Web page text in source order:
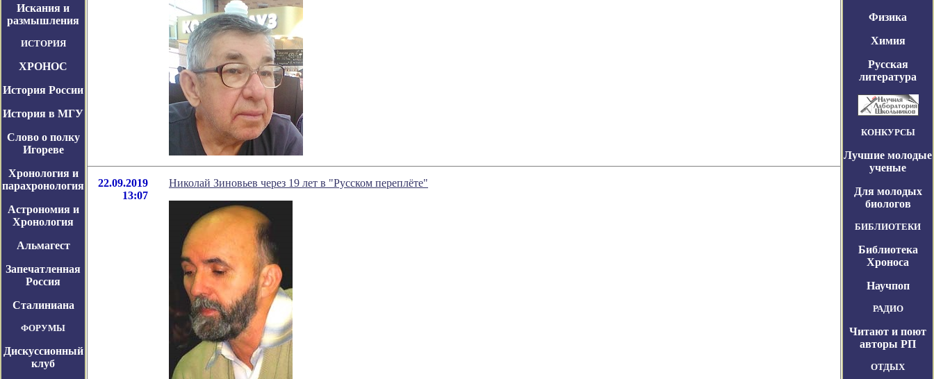
Искания и
размышления
ИСТОРИЯ
ХРОНОС
История России
История в МГУ
Слово о полку
Игореве
Хронология и
парахронология
Астрономия и
Хронология
Альмагест
Запечатленная
Россия
Сталиниана
ФОРУМЫ
Дискуссионный
клуб
22.09.2019
13:07
Николай Зиновьев через 19 лет в "Русском переплёте"
Физика
Химия
Русская
литература
КОНКУРСЫ
Лучшие молодые
ученые
Для молодых
биологов
БИБЛИОТЕКИ
Библиотека
Хроноса
Научпоп
РАДИО
Читают и поют
авторы РП
ОТДЫХ